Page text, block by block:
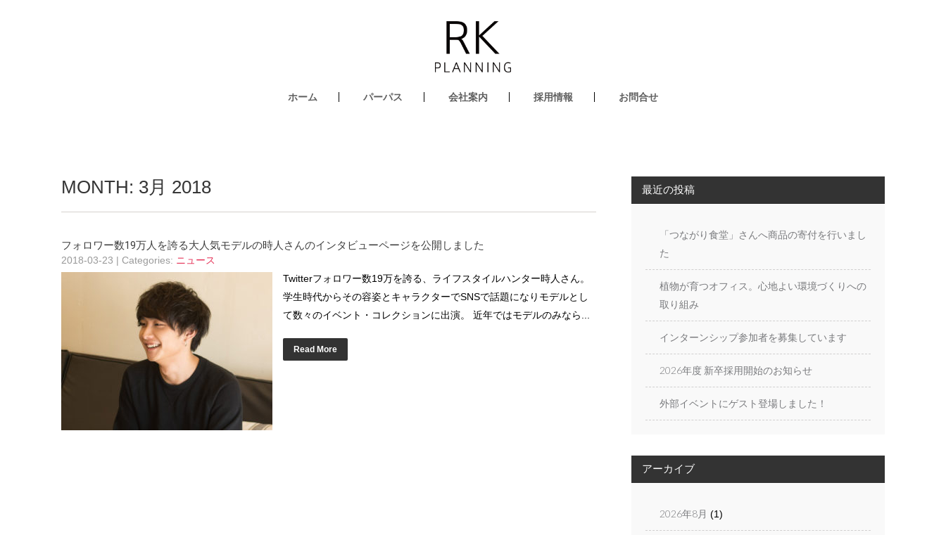
ホーム パーパス 会社案内 採用情報 お問合せ
MONTH: 3月 2018
フォロワー数19万人を誇る大人気モデルの時人さんのインタビューページを公開しました
2018-03-23 | Categories: ニュース
Twitterフォロワー数19万を誇る、ライフスタイルハンター時人さん。
学生時代からその容姿とキャラクターでSNSで話題になりモデルとし
て数々のイベント・コレクションに出演。 近年ではモデルのみなら...
Read More
最近の投稿
「つながり食堂」さんへ商品の寄付を行いまし
た
植物が育つオフィス。心地よい環境づくりへの
取り組み
インターンシップ参加者を募集しています
2026年度 新卒採用開始のお知らせ
外部イベントにゲスト登場しました！
アーカイブ
2026年8月 (1)